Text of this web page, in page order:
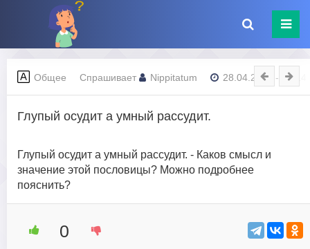
Общее Спрашивает Nippitatum 28.04.2023 - 03:14
Глупый осудит а умный рассудит.
Глупый осудит а умный рассудит. - Каков смысл и
значение этой пословицы? Можно подробнее
пояснить?
0